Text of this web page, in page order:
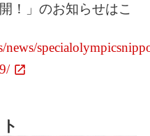
！」のお知らせはこ
news/